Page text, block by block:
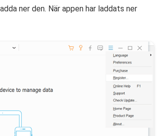
ner den. När appen har laddats ner